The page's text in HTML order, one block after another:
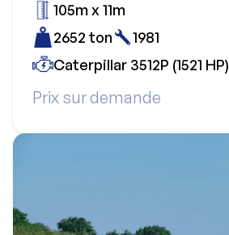
Prix sur demande
105m x 11m
2652 ton
1981
Caterpillar 3512P (1521 HP)